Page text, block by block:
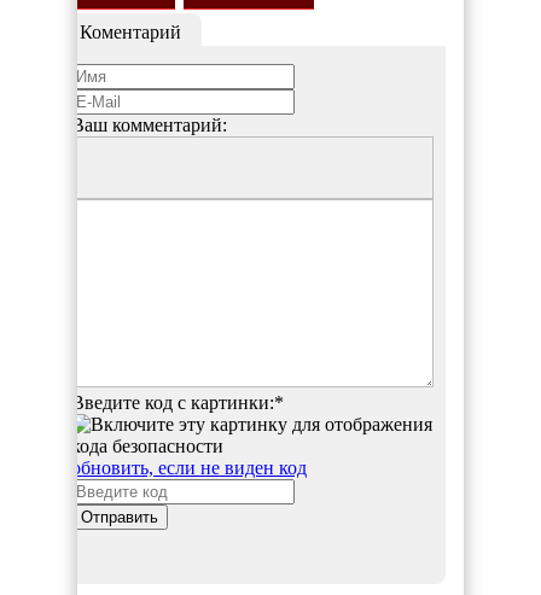
Коментарий
Ваш комментарий:
Введите код с картинки:*
обновить, если не виден код
Отправить